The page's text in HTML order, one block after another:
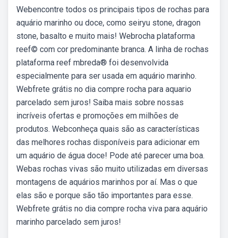
Webencontre todos os principais tipos de rochas para
aquário marinho ou doce, como seiryu stone, dragon
stone, basalto e muito mais! Webrocha plataforma
reef© com cor predominante branca. A linha de rochas
plataforma reef mbreda® foi desenvolvida
especialmente para ser usada em aquário marinho.
Webfrete grátis no dia compre rocha para aquario
parcelado sem juros! Saiba mais sobre nossas
incríveis ofertas e promoções em milhões de
produtos. Webconheça quais são as características
das melhores rochas disponíveis para adicionar em
um aquário de água doce! Pode até parecer uma boa.
Webas rochas vivas são muito utilizadas em diversas
montagens de aquários marinhos por aí. Mas o que
elas são e porque são tão importantes para esse.
Webfrete grátis no dia compre rocha viva para aquário
marinho parcelado sem juros!